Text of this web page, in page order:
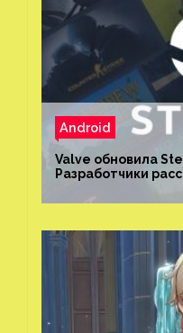
Android
Valve обновила
Разработчики